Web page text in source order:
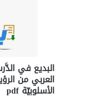
البديع في
العربي من
الأسلوبيّة pdf